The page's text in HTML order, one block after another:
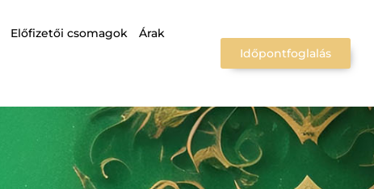
Előfizetői csomagok Árak
Időpontfoglalás